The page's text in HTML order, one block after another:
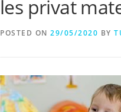
les privat
POSTED ON 29/05/2020 BY